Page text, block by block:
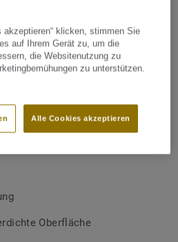
für PVC-Böden
WHITE 0862
thermischen Verschweißung
Reinigung. Tarkett
auf unser
Durch die Verwendung
sich auch besondere
Oberfläche
akzeptieren“ klicken, stimmen Sie
auf Ihrem Gerät zu, um die
die Websitenutzung zu
zu unterstützen.
Alle Cookies akzeptieren